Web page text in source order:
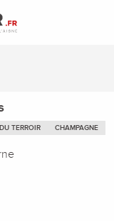
TERROIR CHAMPAGNE